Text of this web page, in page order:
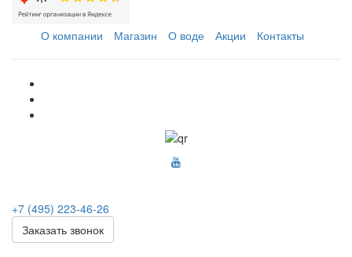
О компании Магазин О воде Акции Контакты
+7 (495) 223-46-26
Заказать звонок